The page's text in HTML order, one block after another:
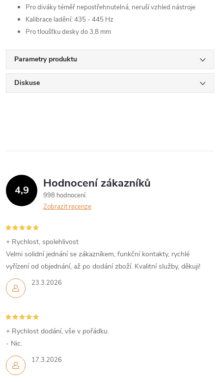
Pro diváky téměř nepostřehnutelná, neruší vzhled nástroje
Kalibrace ladění: 435 - 445 Hz
Pro tloušťku desky do 3,8 mm
Parametry produktu
Diskuse
4,9 Hodnocení zákazníků
998 hodnocení
Zobrazit recenze
23.3.2026
+ Rychlost, spolehlivost
Velmi solidní jednání se zákazníkem, funkční kontakty, rychlé
vyřízení od objednání, až po dodání zboží. Kvalitní služby, děkuji!
17.3.2026
+ Rychlost dodání, vše v pořádku.
- Nic.